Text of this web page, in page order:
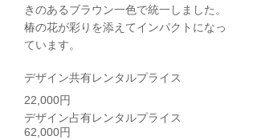
きのあるブラウン一色で統一しました。
椿の花が彩りを添えてインパクトになっ
ています。
デザイン共有レンタルプライス
22,000円
デザイン占有レンタルプライス
62,000円